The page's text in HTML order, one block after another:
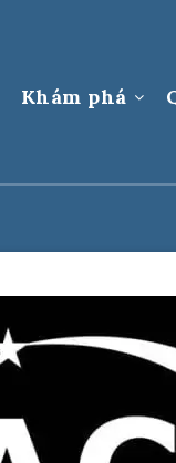
Khám phá